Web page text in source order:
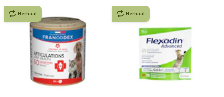
Herhaal Herhaal